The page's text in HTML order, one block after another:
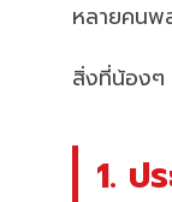
หลายคนพ
สิ่งที่น้องๆ
1. ป